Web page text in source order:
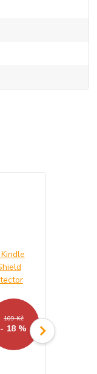
109 Kč
- 18 %